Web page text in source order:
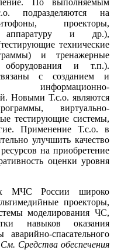
подразделяются на
проекторы,
аппаратуру и др.),
технические
и тренажерные
оборудования и т.п.).
с созданием и
Новыми Т.с.о. являются
виртуально-
тестирующие системы,
Применение Т.с.о. в
улучшить качество
на приобретение
оценки уровня
МЧС России широко
проекторы,
моделирования ЧС,
навыков оказания
спасательного
См. Средства обеспечения